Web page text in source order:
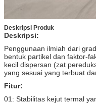
Deskripsi Produk
Deskripsi:
Penggunaan ilmiah dari
bentuk partikel dan faktor-
kecil dispersan (zat
yang sesuai yang terbuat
Fitur:
01: Stabilitas kejut termal